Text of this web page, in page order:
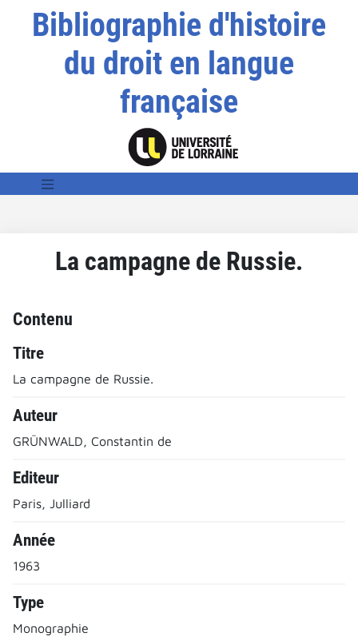
Bibliographie d'histoire
du droit en langue
française
La campagne de Russie.
Contenu
Titre
La campagne de Russie.
Auteur
GRÜNWALD, Constantin de
Editeur
Paris, Julliard
Année
1963
Type
Monographie